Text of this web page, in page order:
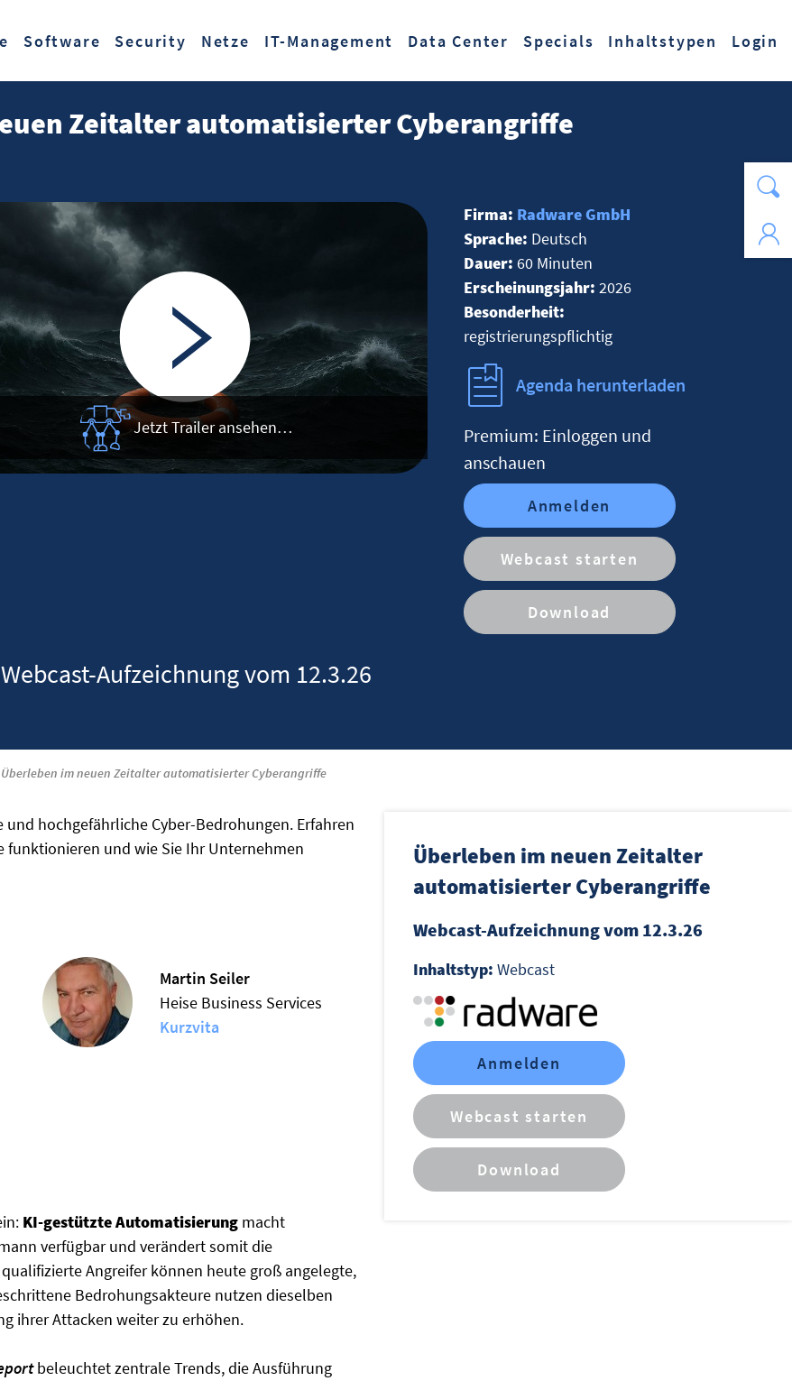
Software Security Netze IT-Management Data Center Specials Inhaltstypen Login
Zeitalter automatisierter Cyberangriffe
Jetzt Trailer ansehen…
Webcast-Aufzeichnung vom 12.3.26
Firma: Radware GmbH
Sprache: Deutsch
Dauer: 60 Minuten
Erscheinungsjahr: 2026
Besonderheit:
registrierungspflichtig
Agenda herunterladen
Premium: Einloggen und
anschauen
Anmelden
Webcast starten
Download
Überleben im neuen Zeitalter automatisierter Cyberangriffe
hochgefährliche Cyber-Bedrohungen. Erfahren
funktionieren und wie Sie Ihr Unternehmen
Martin Seiler
Heise Business Services
Kurzvita
KI-gestützte Automatisierung macht
verfügbar und verändert somit die
Angreifer können heute groß angelegte,
Bedrohungsakteure nutzen dieselben
ihrer Attacken weiter zu erhöhen.
beleuchtet zentrale Trends, die Ausführung
Überleben im neuen Zeitalter
automatisierter Cyberangriffe
Webcast-Aufzeichnung vom 12.3.26
Inhaltstyp:Webcast
Anmelden
Webcast starten
Download